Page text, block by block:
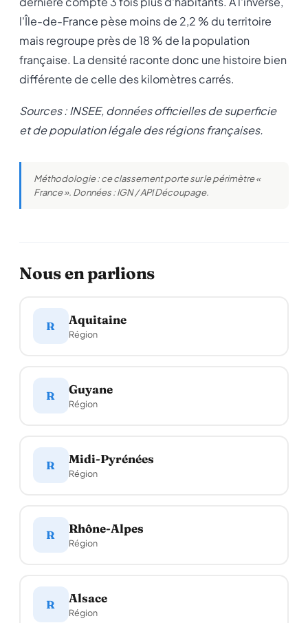
l'Île-de-France pèse moins de 2,2 % du territoire
mais regroupe près de 18 % de la population
française. La densité raconte donc une histoire bien
différente de celle des kilomètres carrés.
Sources : INSEE, données officielles de superficie
et de population légale des régions françaises.
Méthodologie : ce classement porte sur le périmètre «
France ». Données : IGN / API Découpage.
Nous en parlions
R Aquitaine
Région
R Guyane
Région
R Midi-Pyrénées
Région
R Rhône-Alpes
Région
R Alsace
Région